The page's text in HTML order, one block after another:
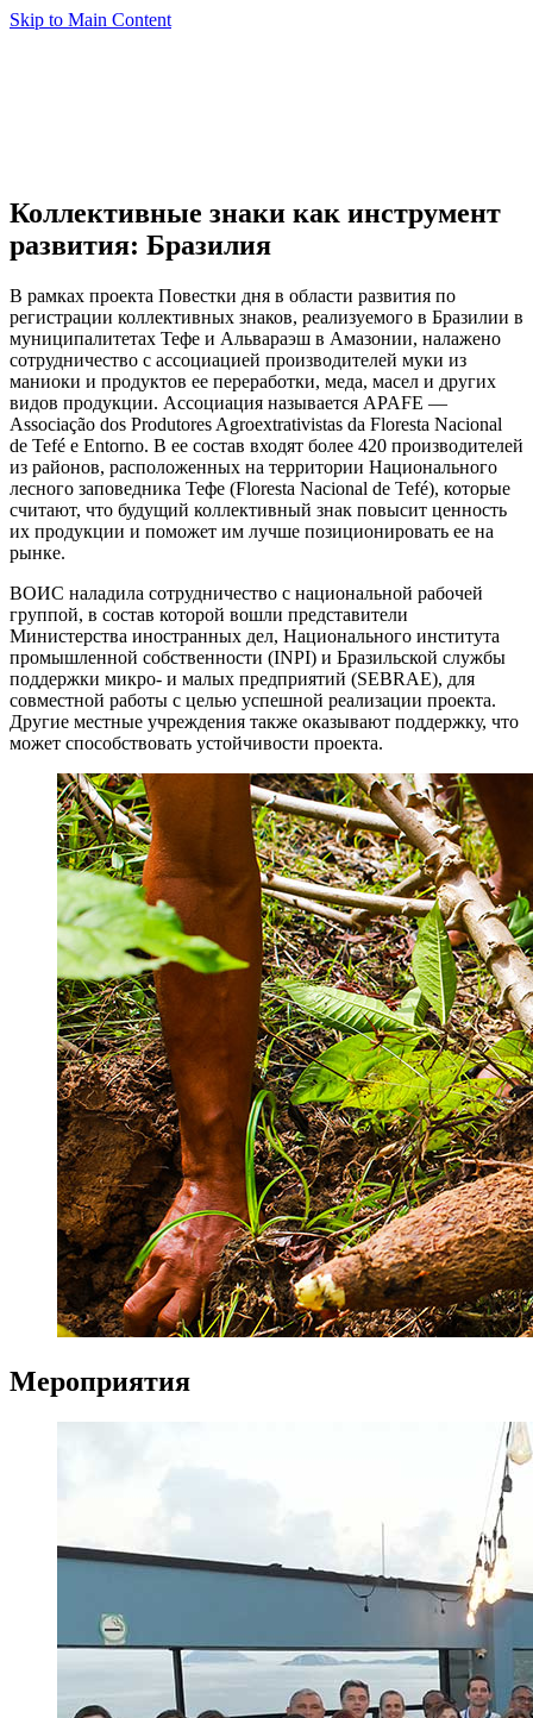
Skip to Main Content
Коллективные знаки как инструмент
развития: Бразилия
В рамках проекта Повестки дня в области развития по
регистрации коллективных знаков, реализуемого в Бразилии в
муниципалитетах Тефе и Альвараэш в Амазонии, налажено
сотрудничество с ассоциацией производителей муки из
маниоки и продуктов ее переработки, меда, масел и других
видов продукции. Ассоциация называется APAFE —
Associação dos Produtores Agroextrativistas da Floresta Nacional
de Tefé e Entorno. В ее состав входят более 420 производителей
из районов, расположенных на территории Национального
лесного заповедника Тефе (Floresta Nacional de Tefé), которые
считают, что будущий коллективный знак повысит ценность
их продукции и поможет им лучше позиционировать ее на
рынке.
ВОИС наладила сотрудничество с национальной рабочей
группой, в состав которой вошли представители
Министерства иностранных дел, Национального института
промышленной собственности (INPI) и Бразильской службы
поддержки микро- и малых предприятий (SEBRAE), для
совместной работы с целью успешной реализации проекта.
Другие местные учреждения также оказывают поддержку, что
может способствовать устойчивости проекта.
Мероприятия